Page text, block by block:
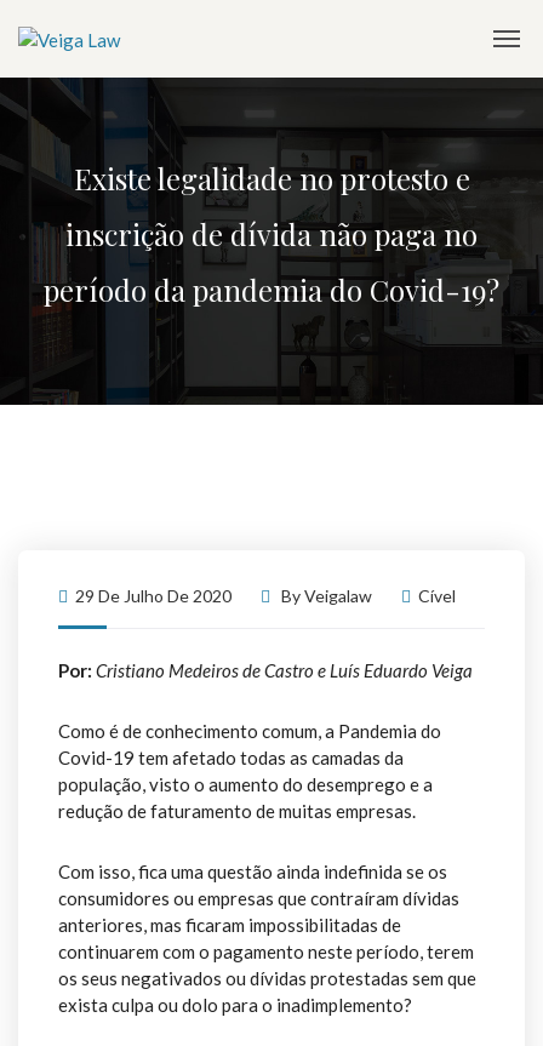
Existe legalidade no protesto e
inscrição de dívida não paga no
período da pandemia do Covid-19?
29 De Julho De 2020 ByVeigalaw Cível
Por: Cristiano Medeiros de Castro e Luís Eduardo Veiga
Como é de conhecimento comum, a Pandemia do
Covid-19 tem afetado todas as camadas da
população, visto o aumento do desemprego e a
redução de faturamento de muitas empresas.
Com isso, fica uma questão ainda indefinida se os
consumidores ou empresas que contraíram dívidas
anteriores, mas ficaram impossibilitadas de
continuarem com o pagamento neste período, terem
os seus negativados ou dívidas protestadas sem que
exista culpa ou dolo para o inadimplemento?